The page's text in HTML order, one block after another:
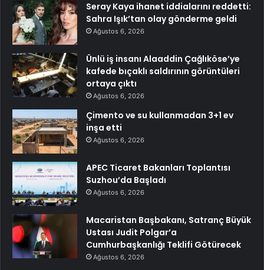
Seray Kaya ihanet iddialarını reddetti:
Sahra Işık’tan olay gönderme geldi
Ağustos 6, 2026
Ünlü iş insanı Alaaddin Çağlıköse’ye
kafede bıçaklı saldırının görüntüleri
ortaya çıktı
Ağustos 6, 2026
Çimento ve su kullanmadan 3+1 ev
inşa etti
Ağustos 6, 2026
APEC Ticaret Bakanları Toplantısı
Suzhou’da Başladı
Ağustos 6, 2026
Macaristan Başbakanı, Satranç Büyük
Ustası Judit Polgar’a
Cumhurbaşkanlığı Teklifi Götürecek
Ağustos 6, 2026